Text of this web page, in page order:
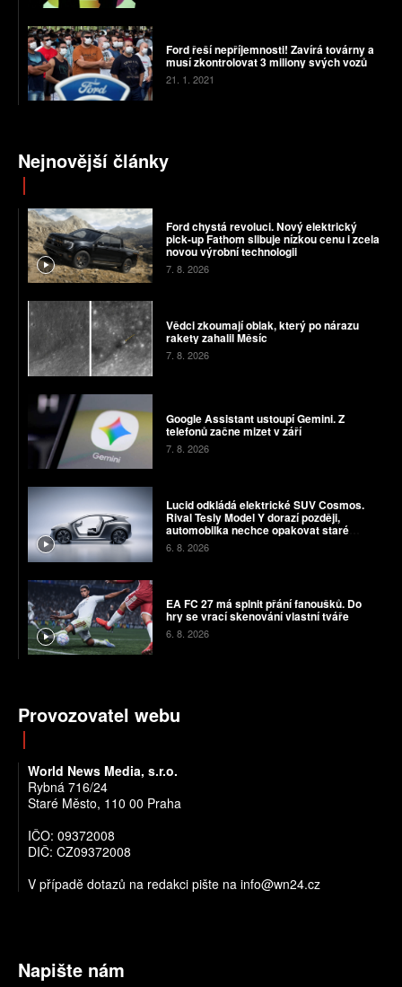
Ford řeší nepříjemnosti! Zavírá továrny a
musí zkontrolovat 3 miliony svých vozů
21. 1. 2021
Nejnovější články
Ford chystá revoluci. Nový elektrický
pick-up Fathom slibuje nízkou cenu i zcela
novou výrobní technologii
7. 8. 2026
Vědci zkoumají oblak, který po nárazu
rakety zahalil Měsíc
7. 8. 2026
Google Assistant ustoupí Gemini. Z
telefonů začne mizet v září
7. 8. 2026
Lucid odkládá elektrické SUV Cosmos.
Rival Tesly Model Y dorazí později,
automobilka nechce opakovat staré
chyby
6. 8. 2026
EA FC 27 má splnit přání fanoušků. Do
hry se vrací skenování vlastní tváře
6. 8. 2026
Provozovatel webu
World News Media, s.r.o.
Rybná 716/24
Staré Město, 110 00 Praha
IČO: 09372008
DIČ: CZ09372008
V případě dotazů na redakci pište na info@wn24.cz
Napište nám